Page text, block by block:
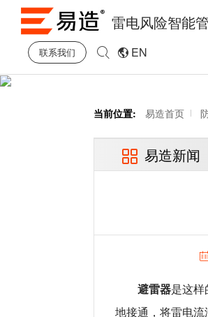
雷电风险智能
联系我们 EN
当前位置: 易造首页
易造新闻
避雷器是这样
地接通，将雷电